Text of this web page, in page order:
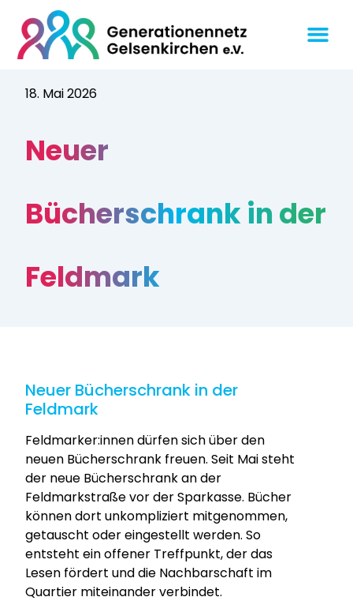
18. Mai 2026
Neuer
Bücherschrank in der
Feldmark
Neuer Bücherschrank in der
Feldmark
Feldmarker:innen dürfen sich über den
neuen Bücherschrank freuen. Seit Mai steht
der neue Bücherschrank an der
Feldmarkstraße vor der Sparkasse. Bücher
können dort unkompliziert mitgenommen,
getauscht oder eingestellt werden. So
entsteht ein offener Treffpunkt, der das
Lesen fördert und die Nachbarschaft im
Quartier miteinander verbindet.